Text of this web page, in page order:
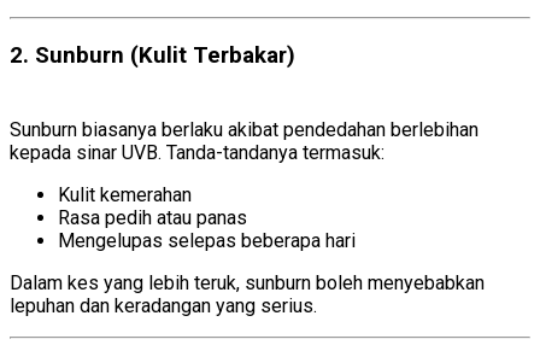
2. Sunburn (Kulit Terbakar)
Sunburn biasanya berlaku akibat pendedahan berlebihan
kepada sinar UVB. Tanda-tandanya termasuk:
Kulit kemerahan
Rasa pedih atau panas
Mengelupas selepas beberapa hari
Dalam kes yang lebih teruk, sunburn boleh menyebabkan
lepuhan dan keradangan yang serius.